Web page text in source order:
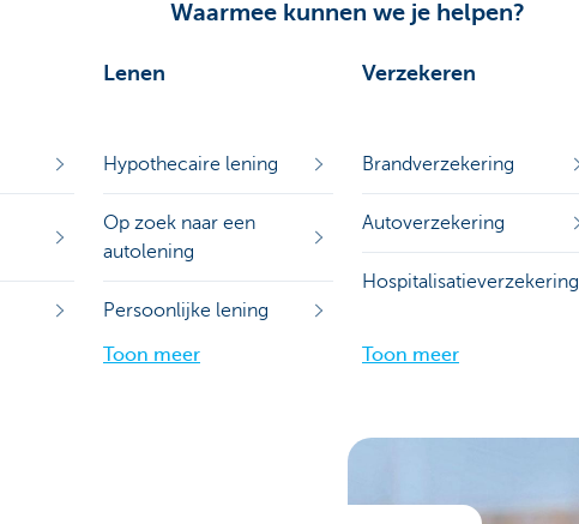
Waarmee kunnen we je helpen?
Lenen
Hypothecaire lening
Op zoek naar een
autolening
Persoonlijke lening
Toon meer
Verzekeren
Brandverzekering
Autoverzekering
Hospitalisatieverzekering
Toon meer